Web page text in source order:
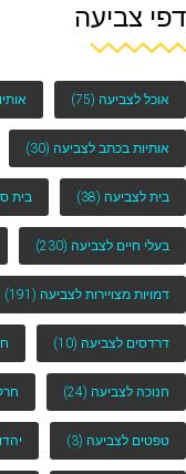
דפי צביעה
אוכל לצביעה (75)
אותיות בכתב לצביעה (30)
בית לצביעה (38) בית
בעלי חיים לצביעה (230)
דמויות מצויירות לצביעה (191)
דרדסים לצביעה (10)
חנוכה לצביעה (24)
טפטים לצביעה (3)